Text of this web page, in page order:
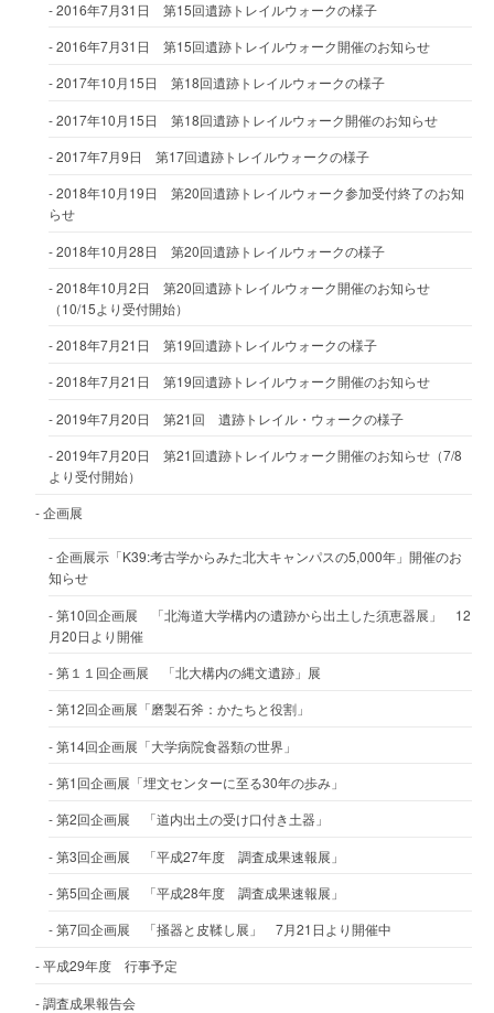
2016年7月31日 第15回遺跡トレイルウォークの様子
2016年7月31日 第15回遺跡トレイルウォーク開催のお知らせ
2017年10月15日 第18回遺跡トレイルウォークの様子
2017年10月15日 第18回遺跡トレイルウォーク開催のお知らせ
2017年7月9日 第17回遺跡トレイルウォークの様子
2018年10月19日 第20回遺跡トレイルウォーク参加受付終了のお知
らせ
2018年10月28日 第20回遺跡トレイルウォークの様子
2018年10月2日 第20回遺跡トレイルウォーク開催のお知らせ
（10/15より受付開始）
2018年7月21日 第19回遺跡トレイルウォークの様子
2018年7月21日 第19回遺跡トレイルウォーク開催のお知らせ
2019年7月20日 第21回 遺跡トレイル・ウォークの様子
2019年7月20日 第21回遺跡トレイルウォーク開催のお知らせ（7/8
より受付開始）
企画展
企画展示「K39:考古学からみた北大キャンパスの5,000年」開催のお
知らせ
第10回企画展 「北海道大学構内の遺跡から出土した須恵器展」 12
月20日より開催
第１１回企画展 「北大構内の縄文遺跡」展
第12回企画展「磨製石斧：かたちと役割」
第14回企画展「大学病院食器類の世界」
第1回企画展「埋文センターに至る30年の歩み」
第2回企画展 「道内出土の受け口付き土器」
第3回企画展 「平成27年度 調査成果速報展」
第5回企画展 「平成28年度 調査成果速報展」
第7回企画展 「掻器と皮鞣し展」 7月21日より開催中
平成29年度 行事予定
調査成果報告会